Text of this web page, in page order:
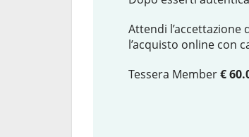
Attendi
l’acquisto online con
Tessera Member€